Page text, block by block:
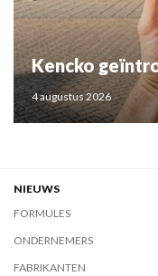
Kencko
4 augustus 2026
NIEUWS
FORMULES
ONDERNEMERS
FABRIKANTEN